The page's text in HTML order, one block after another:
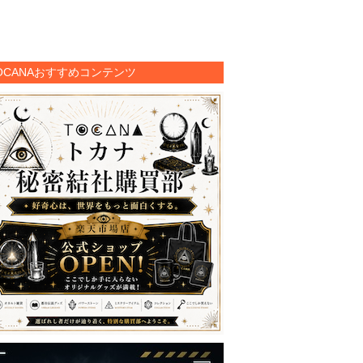
おすすめコンテンツ